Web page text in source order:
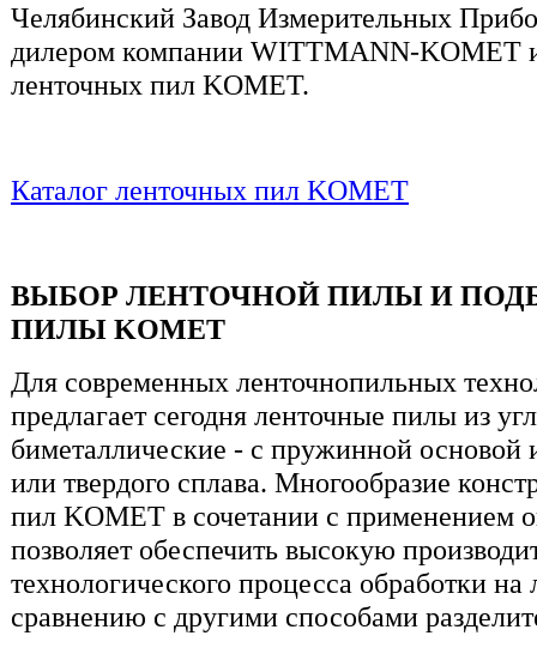
Челябинский Завод Измерительных
дилером компании WITTMANN-KOMET
ленточных пил KOMET.
Каталог ленточных пил KOMET
ВЫБОР ЛЕНТОЧНОЙ ПИЛЫ И
ПИЛЫ KOMET
Для современных ленточнопильных
предлагает сегодня ленточные пилы из
биметаллические - с пружинной основой
или твердого сплава. Многообразие
пил KOMET в сочетании с применением
позволяет обеспечить высокую
технологического процесса обработки
сравнению с другими способами